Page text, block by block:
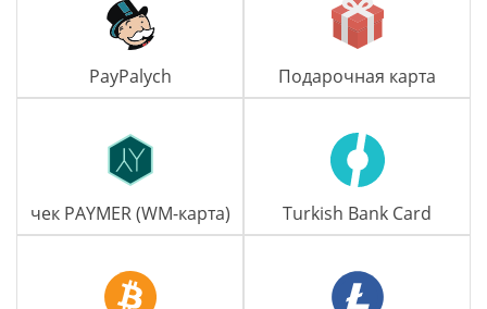
PayPalych Подарочная карта
чек PAYMER (WM-карта) Turkish Bank Card